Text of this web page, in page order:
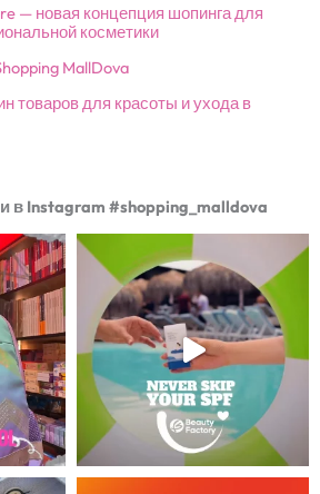
— новая концепция шопинга для
косметики
MallDova
товаров для красоты и ухода в
в Instagram #shopping_malldova